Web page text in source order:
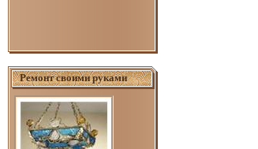
Ремонт своими руками